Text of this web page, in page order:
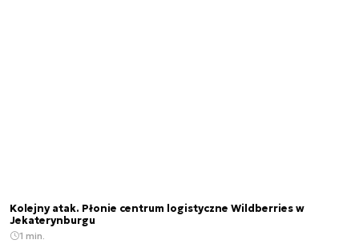
Kolejny atak. Płonie centrum logistyczne Wildberries w
Jekaterynburgu
1 min.